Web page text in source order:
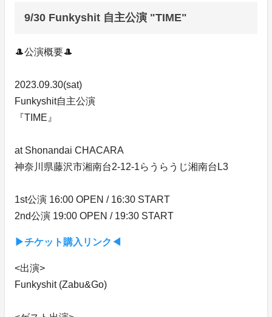
9/30 Funkyshit 自主公演 "TIME"
🎩公演概要🎩
2023.09.30(sat)
Funkyshit自主公演
『TIME』
at Shonandai CHACARA
神奈川県藤沢市湘南台2-12-1らうらうじ湘南台L3
1st公演 16:00 OPEN / 16:30 START
2nd公演 19:00 OPEN / 19:30 START
▶︎チケット購入リンク◀︎
<出演>
Funkyshit (Zabu&Go)